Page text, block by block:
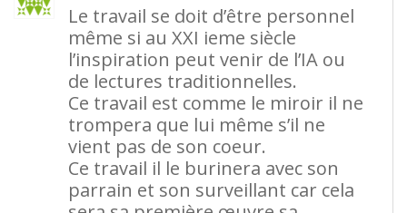
Le travail se doit d’être personnel
même si au XXI ieme siècle
l’inspiration peut venir de l’IA ou
de lectures traditionnelles.
Ce travail est comme le miroir il ne
trompera que lui même s’il ne
vient pas de son coeur.
Ce travail il le burinera avec son
parrain et son surveillant car cela